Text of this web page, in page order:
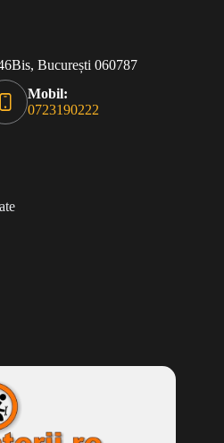
București 060787
Mobil:
0723190222